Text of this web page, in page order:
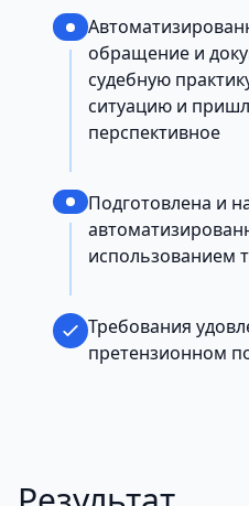
обращение и
судебную
ситуацию и
перспективное
Подготовлена и
использованием
Требования
претензионном